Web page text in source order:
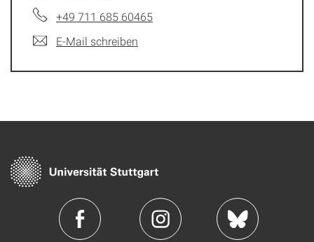
+49 711 685 60465
E-Mail schreiben